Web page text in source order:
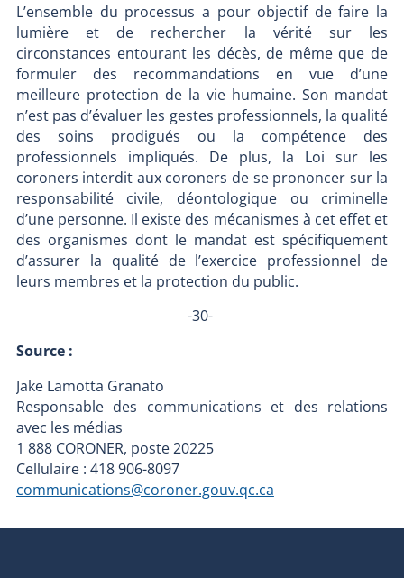
L’ensemble du processus a pour objectif de faire la
lumière et de rechercher la vérité sur les
circonstances entourant les décès, de même que de
formuler des recommandations en vue d’une
meilleure protection de la vie humaine. Son mandat
n’est pas d’évaluer les gestes professionnels, la qualité
des soins prodigués ou la compétence des
professionnels impliqués. De plus, la Loi sur les
coroners interdit aux coroners de se prononcer sur la
responsabilité civile, déontologique ou criminelle
d’une personne. Il existe des mécanismes à cet effet et
des organismes dont le mandat est spécifiquement
d’assurer la qualité de l’exercice professionnel de
leurs membres et la protection du public.
-30-
Source :
Jake Lamotta Granato
Responsable des communications et des relations
avec les médias
1 888 CORONER, poste 20225
Cellulaire : 418 906-8097
communications@coroner.gouv.qc.ca